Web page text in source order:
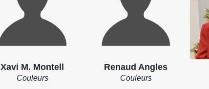
Xavi M. Montell
Couleurs
Renaud Angles
Couleurs